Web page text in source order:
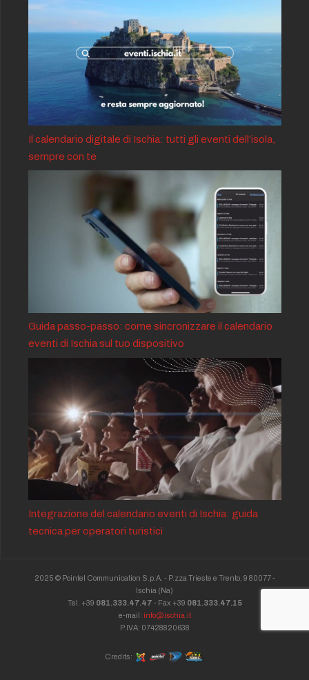
Il calendario digitale di Ischia: tutti gli eventi dell’isola,
sempre con te
Guida passo-passo: come sincronizzare il calendario
eventi di Ischia sul tuo dispositivo
Integrazione del calendario eventi di Ischia: guida
tecnica per operatori turistici
2025 © Pointel Communication S.p.A. - P.zza Trieste e Trento, 9 80077 -
Ischia (Na)
Tel. +39 081.333.47.47 - Fax +39 081.333.47.15
e-mail: info@ischia.it
P.IVA: 07428820638
Credits: